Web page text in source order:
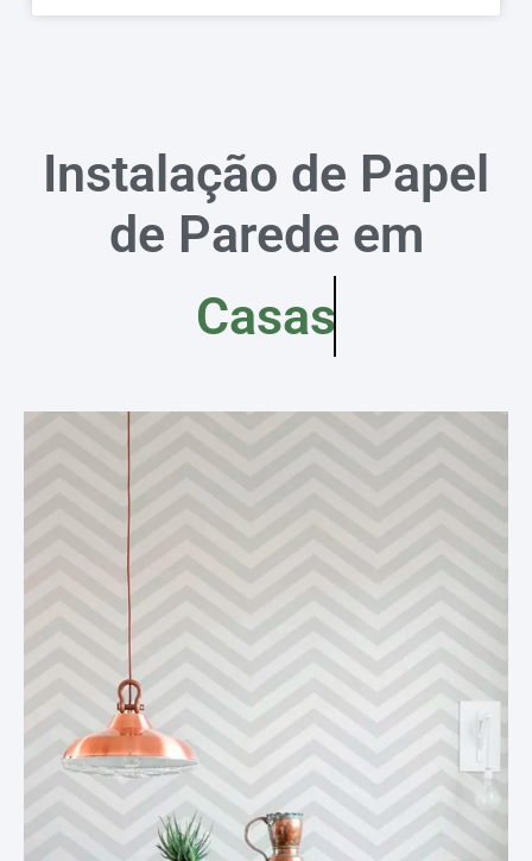
Instalação de Papel
de Parede em
Casas